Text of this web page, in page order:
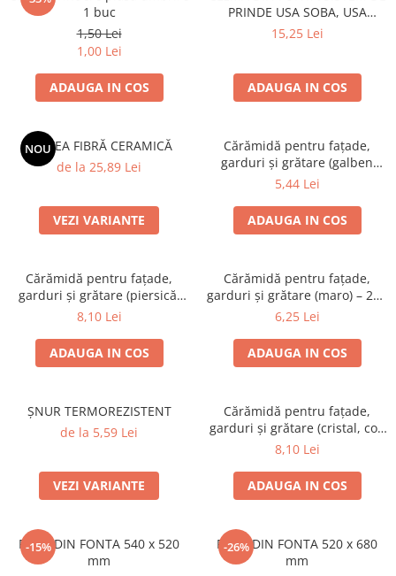
UȘI DIN FONTĂ
Uși de cuptor
Uși pentru sobă și șemineu
VASE DE GĂTIT
Vase pentru gătit din fontă
Vase pentru gătit din inox
Vase pentru gătit din oțel
REDUCERI VASE DIN FONTĂ
ACCESORII SOBĂ, ȘEMINEU ȘI
CUPTOR
ACCESORII PENTRU GATIT
COPERTINE ȘI PRELATE
polietilenă cu inele
COȘURI DE FUM
Coșuri de fum din inox
DIVERSE
INSTALAȚII
1 buc
1,50 Lei
1,00 Lei
ADAUGA IN COS
PRINDE USA SOBA, USA
SEMINEU
15,25 Lei
ADAUGA IN COS
NOU
SALTEA FIBRĂ CERAMICĂ
de la 25,89 Lei
VEZI VARIANTE
Cărămidă pentru fațade,
garduri și grătare (galben
corsica) – 250 × 120 × 65 mm
5,44 Lei
ADAUGA IN COS
Cărămidă pentru fațade,
garduri și grătare (piersică,
colț rotunjit) – 250 × 120 × 65
8,10 Lei
ADAUGA IN COS
Cărămidă pentru fațade,
garduri și grătare (maro) – 250
× 120 × 65 mm
6,25 Lei
ADAUGA IN COS
ȘNUR TERMOREZISTENT
de la 5,59 Lei
VEZI VARIANTE
Cărămidă pentru fațade,
garduri și grătare (cristal, colț
rotunjit) – 250 × 120 × 65 mm
8,10 Lei
ADAUGA IN COS
-15%
PLITA DIN FONTA 540 x 520
mm
-26%
PLITA DIN FONTA 520 x 680
mm